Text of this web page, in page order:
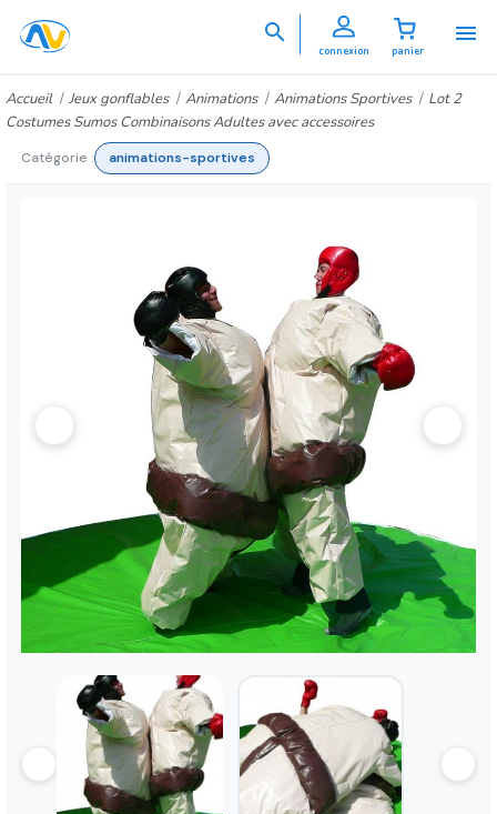

panier
connexion

Accueil Jeux gonflables Animations Animations Sportives
Lot 2
Costumes Sumos Combinaisons Adultes avec accessoires
Catégorie : animations-sportives